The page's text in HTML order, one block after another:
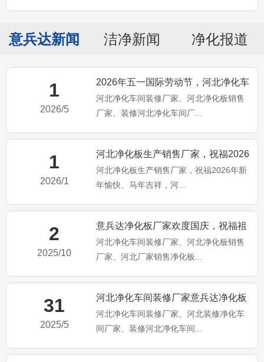
意兵达新闻 洁净新闻 净化报道
1
2026/5
2026年五一国际劳动节，河北净化车
间装修厂家意兵达洁净预
河北净化车间装修厂家、河北净化板销售
厂家、装修河北净化车间厂...
1
2026/1
河北净化板生产销售厂家，祝福2026
年新年愉快、马年吉祥
河北净化板生产销售厂家，祝福2026年新
年愉快、马年吉祥，河...
2
2025/10
意兵达净化板厂家欢度国庆，祝福祖
国繁荣昌盛，国泰民安
河北净化车间装修厂家、河北净化板销售
厂家、河北厂家销售净化板...
31
2025/5
河北净化车间装修厂家意兵达净化板
公司端午佳节祝大家：端午安
河北净化车间装修厂家、河北装修净化车
间厂家、装修河北净化车间...